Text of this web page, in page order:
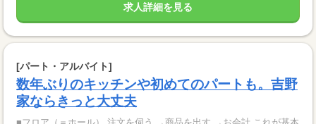
求人詳細を見る
[パート・アルバイト]
数年ぶりのキッチンや初めてのパートも。吉野
家ならきっと大丈夫